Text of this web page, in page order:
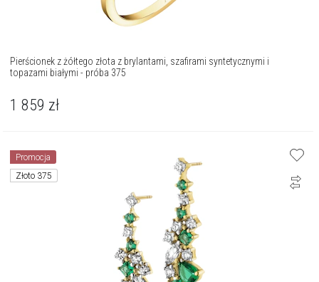
Pierścionek z żółtego złota z brylantami, szafirami syntetycznymi i
topazami białymi - próba 375
1 859 zł
Promocja
Złoto 375